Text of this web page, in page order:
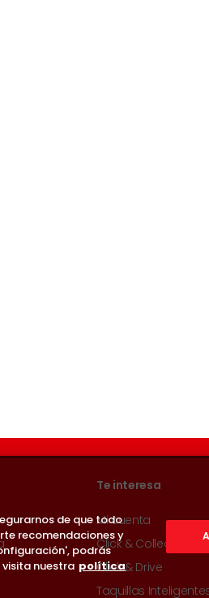
Te interesa
Mi cuenta
Click & Collect
Click & Drive
Taquillas
de que todo
recomendaciones y
podrás
nuestra política